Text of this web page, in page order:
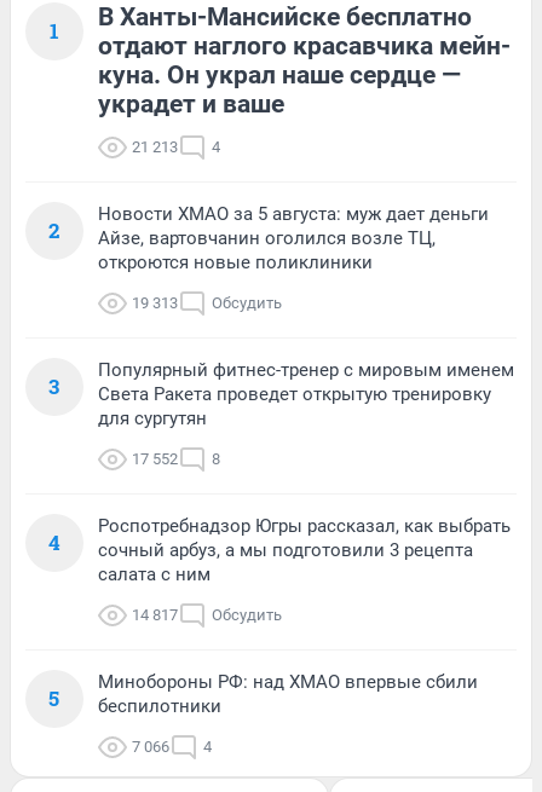
1
В Ханты-Мансийске бесплатно
отдают наглого красавчика мейн-
куна. Он украл наше сердце —
украдет и ваше
21 213 4
2
Новости ХМАО за 5 августа: муж дает деньги
Айзе, вартовчанин оголился возле ТЦ,
откроются новые поликлиники
19 313 Обсудить
3
Популярный фитнес-тренер с мировым именем
Света Ракета проведет открытую тренировку
для сургутян
17 552 8
4
Роспотребнадзор Югры рассказал, как выбрать
сочный арбуз, а мы подготовили 3 рецепта
салата с ним
14 817 Обсудить
5
Минобороны РФ: над ХМАО впервые сбили
беспилотники
7 066 4